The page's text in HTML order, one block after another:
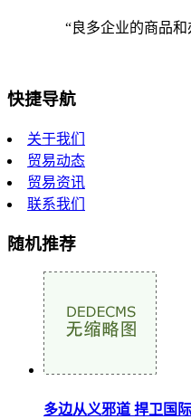
“良多企业的商品和
快捷导航
关于我们
贸易动态
贸易资讯
联系我们
随机推荐
多边从义邪道 捍卫国